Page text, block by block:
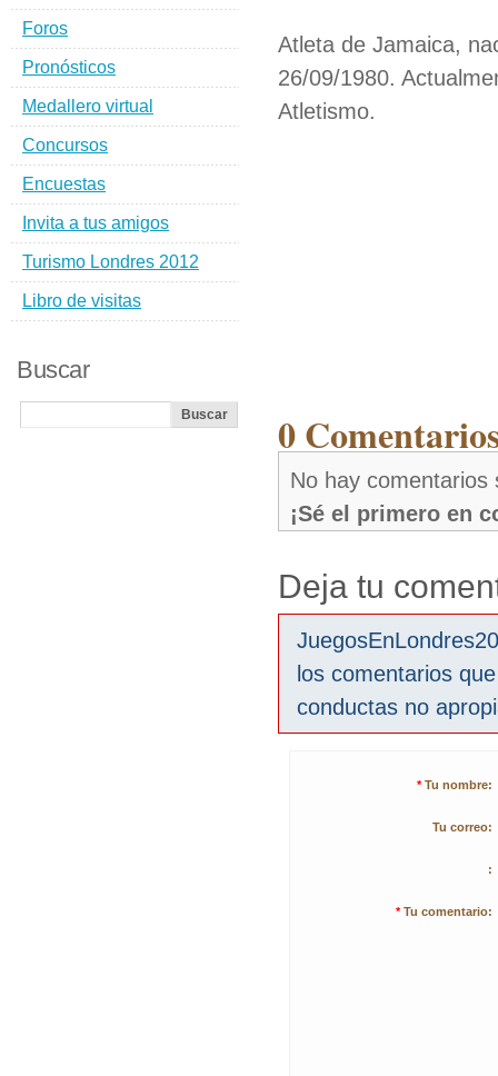
Atleta de Jamaica,
26/09/1980.
Atletismo.
0
No hay comentarios
¡Sé el primero en
Deja tu
los comentarios
conductas no
* Tu nombre:
Tu correo:
:
* Tu comentario:
Foros
Pronósticos
Medallero virtual
Concursos
Encuestas
Invita a tus amigos
Turismo Londres 2012
Libro de visitas
Buscar